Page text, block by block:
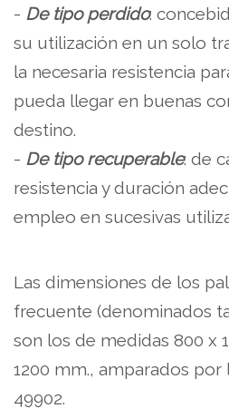
- De tipo perdido:
su utilización en un solo
la necesaria resistencia
pueda llegar en buenas
destino.
- De tipo recuperable: de
resistencia y duración
empleo en sucesivas
Las dimensiones de los
frecuente (denominados
son los de medidas 800 x
1200 mm., amparados por
49902.